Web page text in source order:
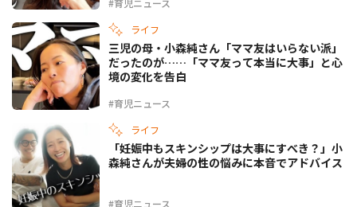
#育児ニュース
ライフ
#育児ニュース
三児の母・小森純さん「ママ友はいらない派」
だったのが……「ママ友って本当に大事」と心
境の変化を告白
ライフ
#育児ニュース
「妊娠中もスキンシップは大事にすべき？」小
森純さんが夫婦の性の悩みに本音でアドバイス